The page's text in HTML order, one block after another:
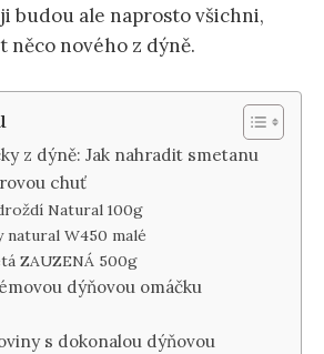
budou ale naprosto všichni,
nového z dýně.
z dýně: Jak nahradit smetanu
chuť
Natural 100g
natural W450 malé
ZAUZENÁ 500g
dýňovou omáčku
s dokonalou dýňovou